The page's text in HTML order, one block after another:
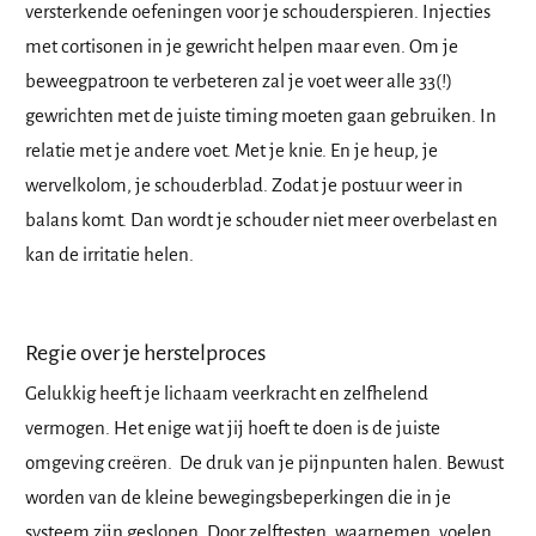
versterkende oefeningen voor je schouderspieren. Injecties
met cortisonen in je gewricht helpen maar even. Om je
beweegpatroon te verbeteren zal je voet weer alle 33(!)
gewrichten met de juiste timing moeten gaan gebruiken. In
relatie met je andere voet. Met je knie. En je heup, je
wervelkolom, je schouderblad. Zodat je postuur weer in
balans komt. Dan wordt je schouder niet meer overbelast en
kan de irritatie helen.
Regie over je herstelproces
Gelukkig heeft je lichaam veerkracht en zelfhelend
vermogen. Het enige wat jij hoeft te doen is de juiste
omgeving creëren. De druk van je pijnpunten halen. Bewust
worden van de kleine bewegingsbeperkingen die in je